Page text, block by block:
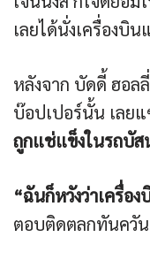
เลยได้นั่งเครื่องบิ
หลังจาก บัดดี้ ฮอล
บ๊อปเปอร์นั้น เลย
ถูกแช่แข็งในรถบัส
“ฉันก็หวังว่าเครื่อ
ตอบติดตลกทันควัน